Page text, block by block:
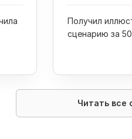
Получил
сценарию за
проекта
Читать все